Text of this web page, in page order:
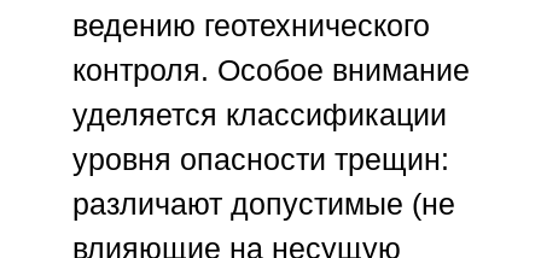
ведению геотехнического
контроля. Особое внимание
уделяется классификации
уровня опасности трещин:
различают допустимые (не
влияющие на несущую